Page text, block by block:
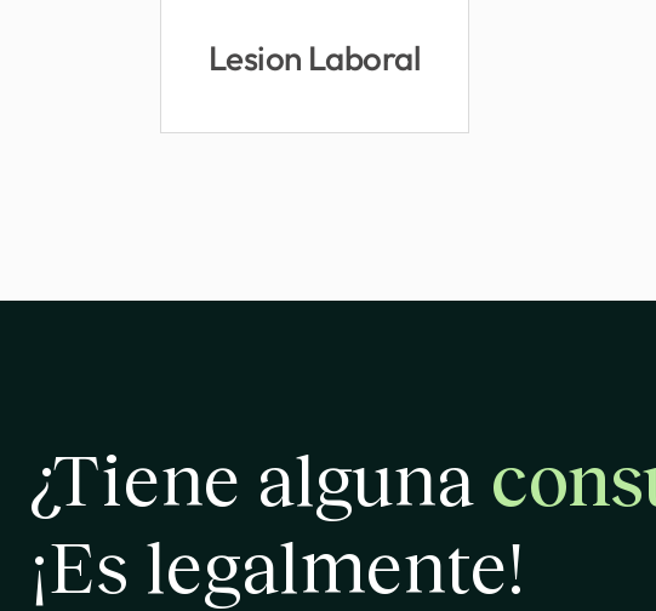
Lesion Laboral
¿Tiene alguna
¡Es legalmente!